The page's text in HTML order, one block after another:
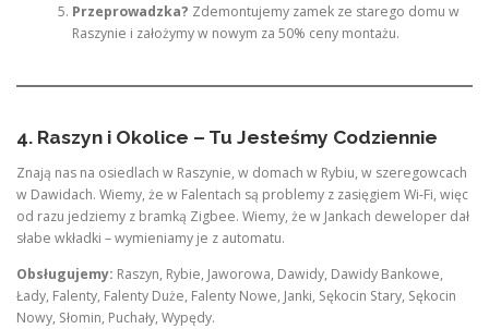
Przeprowadzka? Zdemontujemy zamek ze starego domu w
Raszynie i założymy w nowym za 50% ceny montażu.
4. Raszyn i Okolice – Tu Jesteśmy Codziennie
Znają nas na osiedlach w Raszynie, w domach w Rybiu, w szeregowcach
w Dawidach. Wiemy, że w Falentach są problemy z zasięgiem Wi-Fi, więc
od razu jedziemy z bramką Zigbee. Wiemy, że w Jankach deweloper dał
słabe wkładki – wymieniamy je z automatu.
Obsługujemy: Raszyn, Rybie, Jaworowa, Dawidy, Dawidy Bankowe,
Łady, Falenty, Falenty Duże, Falenty Nowe, Janki, Sękocin Stary, Sękocin
Nowy, Słomin, Puchały, Wypędy.